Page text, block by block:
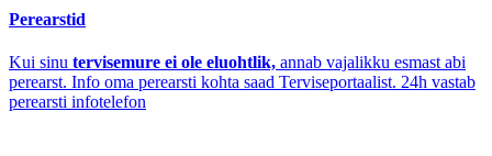
Perearstid
Kui sinu tervisemure ei ole eluohtlik, annab vajalikku esmast abi
perearst. Info oma perearsti kohta saad Terviseportaalist. 24h vastab
perearsti infotelefon